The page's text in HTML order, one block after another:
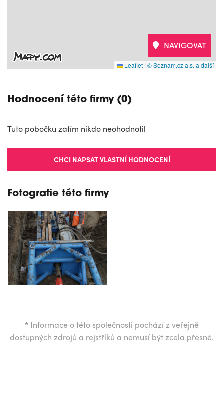
Leaflet | © Seznam.cz a.s. a další
NAVIGOVAT
Hodnocení této firmy (0)
Tuto pobočku zatím nikdo neohodnotil
CHCI NAPSAT VLASTNÍ HODNOCENÍ
Fotografie této firmy
* Informace o této společnosti pochází z veřejně
dostupných zdrojů a rejstříků a nemusí být zcela přesné.